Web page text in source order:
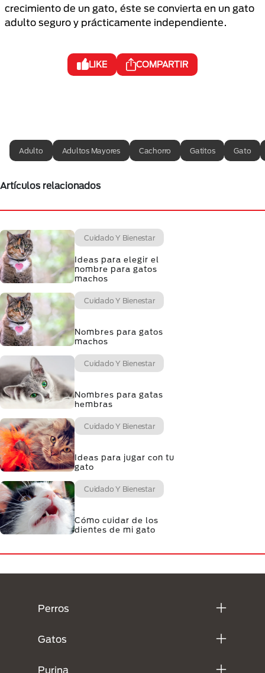
crecimiento de un gato, éste se convierta en un gato
adulto seguro y prácticamente independiente.
LIKE COMPARTIR
Adulto Adultos Mayores Cachorro Gatitos Gato
Artículos relacionados
Cuidado Y Bienestar
Ideas para elegir el
nombre para gatos
machos
Cuidado Y Bienestar
Nombres para gatos
machos
Cuidado Y Bienestar
Nombres para gatas
hembras
Cuidado Y Bienestar
Ideas para jugar con tu
gato
Cuidado Y Bienestar
Cómo cuidar de los
dientes de mi gato
Perros
Gatos
Purina